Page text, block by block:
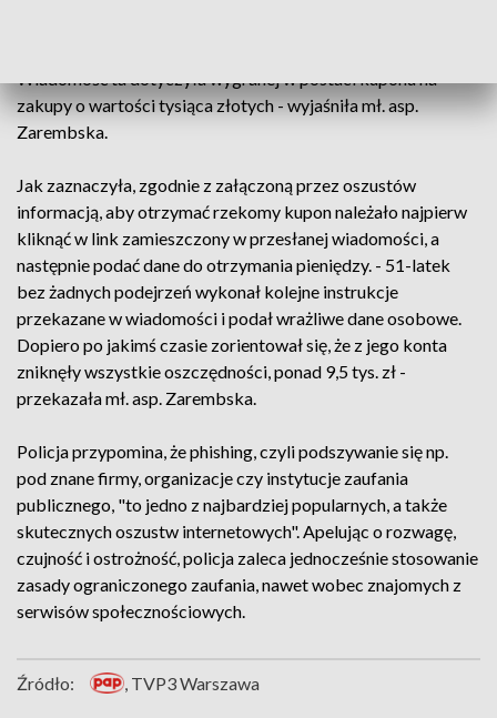
Wiadomość ta dotyczyła wygranej w postaci kuponu na
zakupy o wartości tysiąca złotych - wyjaśniła mł. asp.
Zarembska.
Jak zaznaczyła, zgodnie z załączoną przez oszustów
informacją, aby otrzymać rzekomy kupon należało najpierw
kliknąć w link zamieszczony w przesłanej wiadomości, a
następnie podać dane do otrzymania pieniędzy. - 51-latek
bez żadnych podejrzeń wykonał kolejne instrukcje
przekazane w wiadomości i podał wrażliwe dane osobowe.
Dopiero po jakimś czasie zorientował się, że z jego konta
zniknęły wszystkie oszczędności, ponad 9,5 tys. zł -
przekazała mł. asp. Zarembska.
Policja przypomina, że phishing, czyli podszywanie się np.
pod znane firmy, organizacje czy instytucje zaufania
publicznego, "to jedno z najbardziej popularnych, a także
skutecznych oszustw internetowych". Apelując o rozwagę,
czujność i ostrożność, policja zaleca jednocześnie stosowanie
zasady ograniczonego zaufania, nawet wobec znajomych z
serwisów społecznościowych.
Źródło: , TVP3 Warszawa